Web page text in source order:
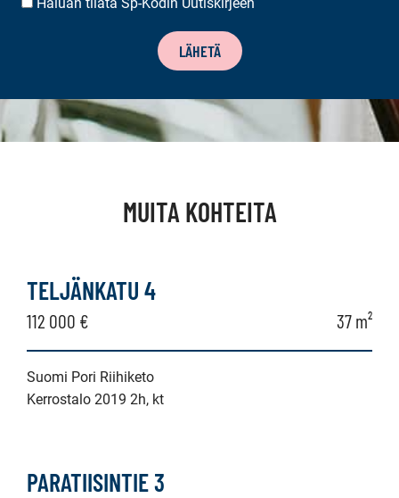
UUTISKIRJEEN
LÄHETÄ
MUITA KOHTEITA
TELJÄNKATU 4
112 000 € 37 m²
Suomi Pori Riihiketo
Kerrostalo 2019 2h, kt
PARATIISINTIE 3